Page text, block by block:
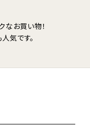
なお買い物！
気です。